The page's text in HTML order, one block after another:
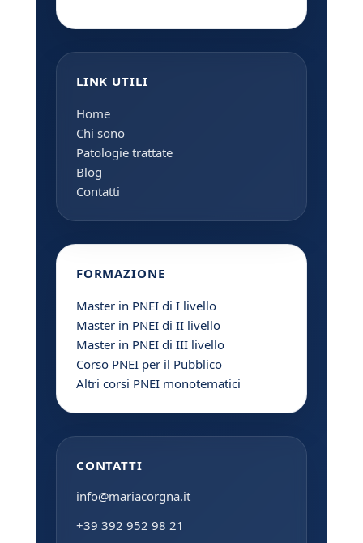
LINK UTILI
Home
Chi sono
Patologie trattate
Blog
Contatti
FORMAZIONE
Master in PNEI di I livello
Master in PNEI di II livello
Master in PNEI di III livello
Corso PNEI per il Pubblico
Altri corsi PNEI monotematici
CONTATTI
info@mariacorgna.it
+39 392 952 98 21